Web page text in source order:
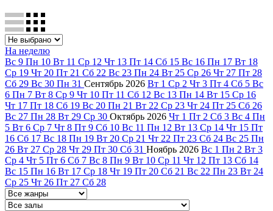
На неделю
Вс 9 Пн 10 Вт 11 Ср 12 Чт 13 Пт 14 Сб 15 Вс 16 Пн 17 Вт 18
Ср 19 Чт 20 Пт 21 Сб 22 Вс 23 Пн 24 Вт 25 Ср 26 Чт 27 Пт 28
Сб 29 Вс 30 Пн 31 Сентябрь 2026 Вт 1 Ср 2 Чт 3 Пт 4 Сб 5 Вс
6 Пн 7 Вт 8 Ср 9 Чт 10 Пт 11 Сб 12 Вс 13 Пн 14 Вт 15 Ср 16
Чт 17 Пт 18 Сб 19 Вс 20 Пн 21 Вт 22 Ср 23 Чт 24 Пт 25 Сб 26
Вс 27 Пн 28 Вт 29 Ср 30 Октябрь 2026 Чт 1 Пт 2 Сб 3 Вс 4 Пн
5 Вт 6 Ср 7 Чт 8 Пт 9 Сб 10 Вс 11 Пн 12 Вт 13 Ср 14 Чт 15 Пт
16 Сб 17 Вс 18 Пн 19 Вт 20 Ср 21 Чт 22 Пт 23 Сб 24 Вс 25 Пн
26 Вт 27 Ср 28 Чт 29 Пт 30 Сб 31 Ноябрь 2026 Вс 1 Пн 2 Вт 3
Ср 4 Чт 5 Пт 6 Сб 7 Вс 8 Пн 9 Вт 10 Ср 11 Чт 12 Пт 13 Сб 14
Вс 15 Пн 16 Вт 17 Ср 18 Чт 19 Пт 20 Сб 21 Вс 22 Пн 23 Вт 24
Ср 25 Чт 26 Пт 27 Сб 28